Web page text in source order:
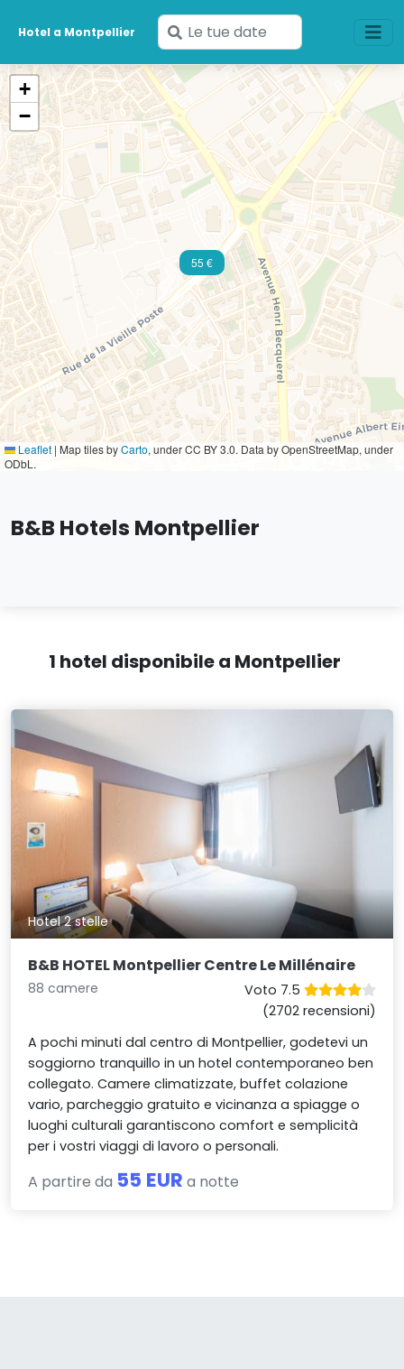
Hotel a Montpellier
Inserisci
le
tue
date
55 €
+
−
Leaflet | Map tiles byCarto, under CC BY 3.0. Data by OpenStreetMap, under
ODbL.
B&B Hotels Montpellier
1 hotel disponibile a Montpellier
Hotel 2 stelle
B&B HOTEL Montpellier Centre Le Millénaire
88 camere
Voto 7.5
(2702 recensioni)
A pochi minuti dal centro di Montpellier, godetevi un
soggiorno tranquillo in un hotel contemporaneo ben
collegato. Camere climatizzate, buffet colazione
vario, parcheggio gratuito e vicinanza a spiagge o
luoghi culturali garantiscono comfort e semplicità
per i vostri viaggi di lavoro o personali.
A partire da 55 EUR a notte